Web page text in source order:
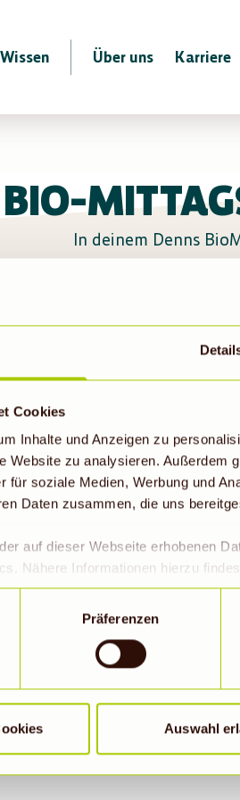
Cookies
Inhalte und Anzeigen zu
Website zu analysieren. Außerdem
für soziale Medien, Werbung und
Daten zusammen, die uns
auf dieser Webseite erhobenen
Nähere Informationen hierzu
erlaubt werden, wird
werden. Die USA werden
Datenschutzniveau
und zu
Präferenzen
Auswahl
Über uns Karriere
BIO-
In deinem Denns
derzeit leider kein
für ein leckeres
BIOMARKT
Mail